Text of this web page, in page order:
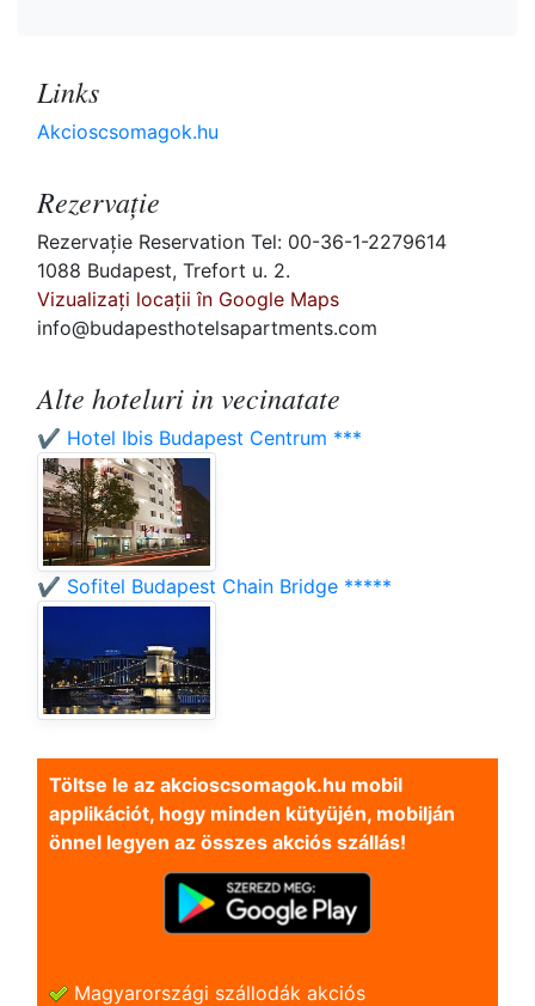
Links
Akcioscsomagok.hu
Rezervaţie
Rezervaţie Reservation Tel: 00-36-1-2279614
1088 Budapest, Trefort u. 2.
Vizualizați locații în Google Maps
info@budapesthotelsapartments.com
Alte hoteluri in vecinatate
✔️ Hotel Ibis Budapest Centrum ***
✔️ Sofitel Budapest Chain Bridge *****
Töltse le az akcioscsomagok.hu mobil
applikációt, hogy minden kütyüjén, mobilján
önnel legyen az összes akciós szállás!
Magyarországi szállodák akciós